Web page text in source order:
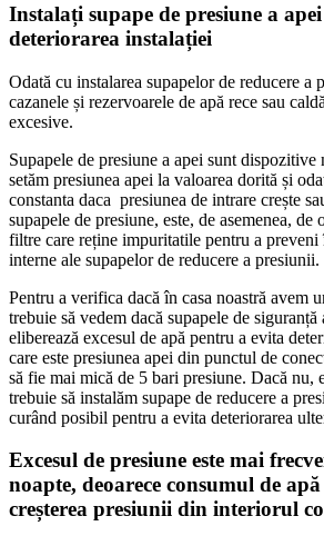
Instalați supape de presiune a
deteriorarea instalației
Odată cu instalarea supapelor de reducere a
cazanele și rezervoarele de apă rece sau
excesive.
Supapele de presiune a apei sunt dispozitive
setăm presiunea apei la valoarea dorită și
constanta daca presiunea de intrare crește
supapele de presiune, este, de asemenea,
filtre care reține impuritatile pentru a
interne ale supapelor de reducere a presiunii.
Pentru a verifica dacă în casa noastră avem
trebuie să vedem dacă supapele de siguranță
eliberează excesul de apă pentru a evita
care este presiunea apei din punctul de
să fie mai mică de 5 bari presiune. Dacă nu,
trebuie să instalăm supape de reducere a
curând posibil pentru a evita deteriorarea
Excesul de presiune este mai
noapte, deoarece consumul de
creșterea presiunii din interiorul